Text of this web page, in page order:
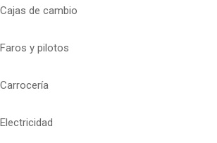
Cajas de cambio
Faros y pilotos
Carrocería
Electricidad